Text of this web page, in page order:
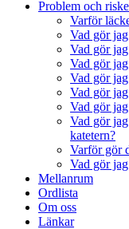
Problem och
Varför
Vad gör
Vad gör
Vad gör
Vad gör
Vad gör
Vad gör
Vad gör
katetern?
Varför gör
Vad gör
Mellanrum
Ordlista
Om oss
Länkar